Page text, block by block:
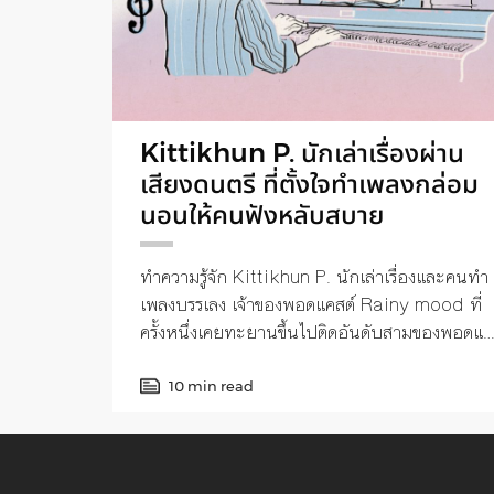
Kittikhun P. นักเล่าเรื่องผ่าน
เสียงดนตรี ที่ตั้งใจทำเพลงกล่อม
นอนให้คนฟังหลับสบาย
ทำความรู้จัก Kittikhun P. นักเล่าเรื่องและคนทำ
เพลงบรรเลง เจ้าของพอดแคสต์ Rainy mood ที่
ครั้งหนึ่งเคยทะยานขึ้นไปติดอันดับสามของพอดแค
10 min read